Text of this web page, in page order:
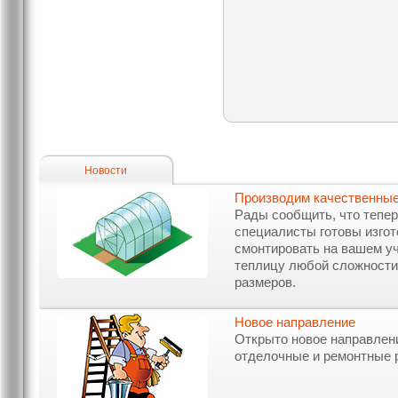
Новости
Производим
Рады сообщить, что
специалисты готовы
смонтировать на вашем
теплицу любой
размеров.
Новое направление
Открыто новое
отделочные и ремонтные